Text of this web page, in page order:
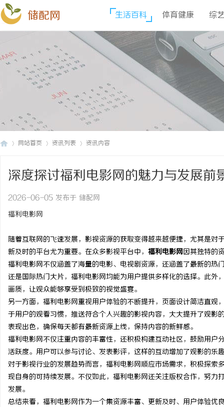
储配网 生活百科 体育健康 综
网站首页 资讯列表 资讯内容
深度探讨福利电影网的魅力与发展前
2026-06-05 发布于 储配网
福利电影网
随着互联网的飞速发展，影视资源的获取变得越来越便捷，尤其是
新及时的平台尤为重要。在众多影视平台中， 福利电影网因其独特的
福利电影网不仅涵盖了海量的电影、电视剧资源，还涵盖了最新的
还是国际热门大片，福利电影网均能为用户提供多样化的选择。此
画质，让观众能够享受到极致的视觉盛宴。
另一方面，福利电影网重视用户体验的不断提升，页面设计简洁直
于用户的观看习惯，推送符合个人兴趣的影视内容，大大提升了观
表现出色，确保每天都有最新资源上线，保持内容的新鲜感。
福利电影网不仅注重内容的丰富性，还积极构建互动社区，鼓励用
活跃度。用户可以参与讨论、发表影评，这样的互动增加了观影的乐
对于影视行业的发展趋势而言，福利电影网顺应市场需求，积极探
现自身的可持续发展。不仅如此，福利电影网还关注版权合作，努
发展。
总结来看，福利电影网作为一个集资源丰富、更新及时、用户体验